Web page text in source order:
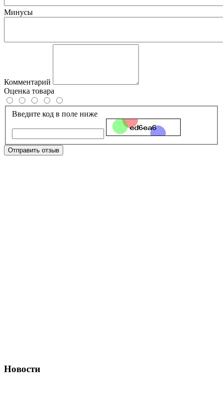
Минусы
Комментарий
Оценка товара
Введите код в поле ниже
Отправить отзыв
Новости